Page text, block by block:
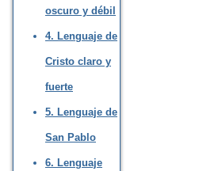
oscuro y débil
4. Lenguaje de
Cristo claro y
fuerte
5. Lenguaje de
San Pablo
6. Lenguaje